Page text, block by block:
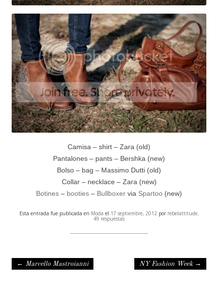
Camisa – shirt – Zara (old)
Pantalones – pants – Bershka (new)
Bolso – bag – Massimo Dutti (old)
Collar – necklace – Zara (new)
Botines – booties – Bullboxer via Spartoo (new)
Esta entrada fue publicada en Moda el 17 septiembre, 2012por rebelattitude.
49 respuestas
Navegación de entradas
← Marcello Mastroianni NY Fashion Week →